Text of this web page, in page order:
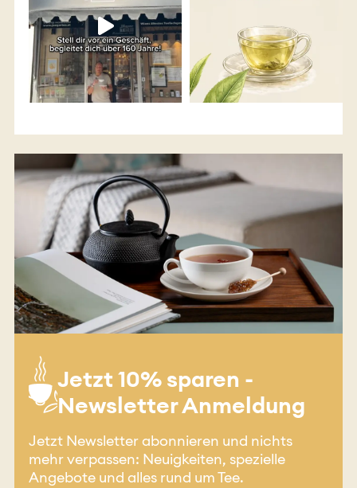
Jetzt 10% sparen -
Newsletter Anmeldung
Jetzt Newsletter abonnieren und nichts
mehr verpassen: Neuigkeiten, spezielle
Angebote und alles rund um Tee.